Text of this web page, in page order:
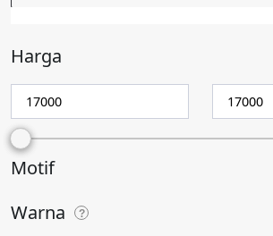
Harga
Motif
Warna